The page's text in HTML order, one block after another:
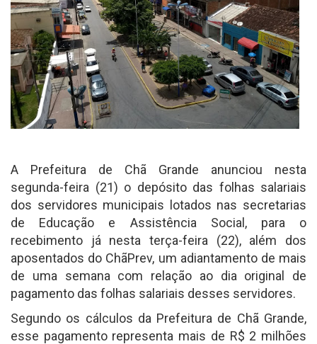
A Prefeitura de Chã Grande anunciou nesta
segunda-feira (21) o depósito das folhas salariais
dos servidores municipais lotados nas secretarias
de Educação e Assistência Social, para o
recebimento já nesta terça-feira (22), além dos
aposentados do ChãPrev, um adiantamento de mais
de uma semana com relação ao dia original de
pagamento das folhas salariais desses servidores.
Segundo os cálculos da Prefeitura de Chã Grande,
esse pagamento representa mais de R$ 2 milhões